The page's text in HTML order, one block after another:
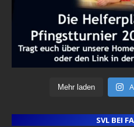
Mehr laden
SVL BEI